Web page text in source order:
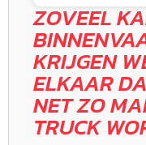
ZOVEEL
KRIJGEN
ELKAAR
NET ZO
TRUCK